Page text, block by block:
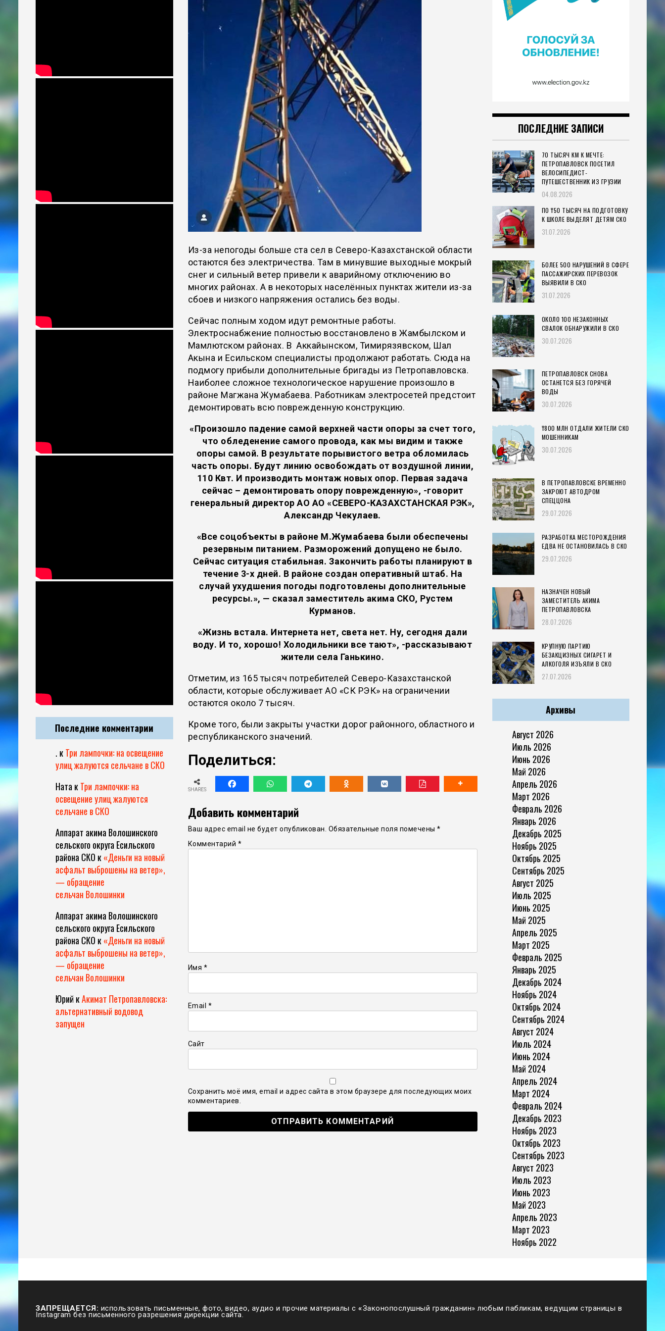
Из-за непогоды больше ста сел в Северо-Казахстанской области
остаются без электричества. Там в минувшие выходные мокрый
снег и сильный ветер привели к аварийному отключению во
многих районах. А в некоторых населённых пунктах жители из-за
сбоев и низкого напряжения остались без воды.
Сейчас полным ходом идут ремонтные работы.
Электроснабжение полностью восстановлено в Жамбылском и
Мамлютском районах. В Аккайынском, Тимирязявском, Шал
Акына и Есильском специалисты продолжают работать. Сюда на
подмогу прибыли дополнительные бригады из Петропавловска.
Наиболее сложное технологическое нарушение произошло в
районе Магжана Жумабаева. Работникам электросетей предстоит
демонтировать всю поврежденную конструкцию.
«Произошло падение самой верхней части опоры за счет того,
что обледенение самого провода, как мы видим и также
опоры самой. В результате порывистого ветра обломилась
часть опоры. Будут линию освобождать от воздушной линии,
110 Квт. И производить монтаж новых опор. Первая задача
сейчас – демонтировать опору поврежденную», -говорит
генеральный директор АО АО «СЕВЕРО-КАЗАХСТАНСКАЯ РЭК»,
Александр Чекулаев.
«Все соцобъекты в районе М.Жумабаева были обеспечены
резервным питанием. Разморожений допущено не было.
Сейчас ситуация стабильная. Закончить работы планируют в
течение 3-х дней. В районе создан оперативный штаб. На
случай ухудшения погоды подготовлены дополнительные
ресурсы.», — сказал заместитель акима СКО, Рустем
Курманов.
«Жизнь встала. Интернета нет, света нет. Ну, сегодня дали
воду. И то, хорошо! Холодильники все тают», -рассказывают
жители села Ганькино.
Отметим, из 165 тысяч потребителей Северо-Казахстанской
области, которые обслуживает АО «СК РЭК» на ограничении
остаются около 7 тысяч.
Кроме того, были закрыты участки дорог районного, областного и
республиканского значений.
Поделиться:
SHARES
Добавить комментарий
Ваш адрес email не будет опубликован. Обязательные поля помечены *
Комментарий *
Имя *
Email *
Сайт
Сохранить моё имя, email и адрес сайта в этом браузере для последующих моих
комментариев.
Последние комментарии
. кТри лампочки: на освещение
улиц жалуются сельчане в СКО
Ната кТри лампочки: на
освещение улиц жалуются
сельчане в СКО
Аппарат акима Волошинского
сельского округа Есильского
района СКО к«Деньги на новый
асфальт выброшены на ветер»,
— обращение
сельчан Волошинки
Аппарат акима Волошинского
сельского округа Есильского
района СКО к«Деньги на новый
асфальт выброшены на ветер»,
— обращение
сельчан Волошинки
Юрий кАкимат Петропавловска:
альтернативный водовод
запущен
ПОСЛЕДНИЕ ЗАПИСИ
70 ТЫСЯЧ КМ К МЕЧТЕ:
ПЕТРОПАВЛОВСК ПОСЕТИЛ
ВЕЛОСИПЕДИСТ-
ПУТЕШЕСТВЕННИК ИЗ ГРУЗИИ
04.08.2026
ПО ₸50 ТЫСЯЧ НА ПОДГОТОВКУ
К ШКОЛЕ ВЫДЕЛЯТ ДЕТЯМ СКО
31.07.2026
БОЛЕЕ 500 НАРУШЕНИЙ В СФЕРЕ
ПАССАЖИРСКИХ ПЕРЕВОЗОК
ВЫЯВИЛИ В СКО
31.07.2026
ОКОЛО 100 НЕЗАКОННЫХ
СВАЛОК ОБНАРУЖИЛИ В СКО
30.07.2026
ПЕТРОПАВЛОВСК СНОВА
ОСТАНЕТСЯ БЕЗ ГОРЯЧЕЙ
ВОДЫ
30.07.2026
₸800 МЛН ОТДАЛИ ЖИТЕЛИ СКО
МОШЕННИКАМ
30.07.2026
В ПЕТРОПАВЛОВСКЕ ВРЕМЕННО
ЗАКРОЮТ АВТОДРОМ
СПЕЦЦОНА
29.07.2026
РАЗРАБОТКА МЕСТОРОЖДЕНИЯ
ЕДВА НЕ ОСТАНОВИЛАСЬ В СКО
29.07.2026
НАЗНАЧЕН НОВЫЙ
ЗАМЕСТИТЕЛЬ АКИМА
ПЕТРОПАВЛОВСКА
28.07.2026
КРУПНУЮ ПАРТИЮ
БЕЗАКЦИЗНЫХ СИГАРЕТ И
АЛКОГОЛЯ ИЗЪЯЛИ В СКО
27.07.2026
Архивы
Август 2026
Июль 2026
Июнь 2026
Май 2026
Апрель 2026
Март 2026
Февраль 2026
Январь 2026
Декабрь 2025
Ноябрь 2025
Октябрь 2025
Сентябрь 2025
Август 2025
Июль 2025
Июнь 2025
Май 2025
Апрель 2025
Март 2025
Февраль 2025
Январь 2025
Декабрь 2024
Ноябрь 2024
Октябрь 2024
Сентябрь 2024
Август 2024
Июль 2024
Июнь 2024
Май 2024
Апрель 2024
Март 2024
Февраль 2024
Декабрь 2023
Ноябрь 2023
Октябрь 2023
Сентябрь 2023
Август 2023
Июль 2023
Июнь 2023
Май 2023
Апрель 2023
Март 2023
Ноябрь 2022
ЗАПРЕЩАЕТСЯ: использовать письменные, фото, видео, аудио и прочие материалы с «Законопослушный гражданин» любым пабликам, ведущим страницы в
Instagram без письменного разрешения дирекции сайта.